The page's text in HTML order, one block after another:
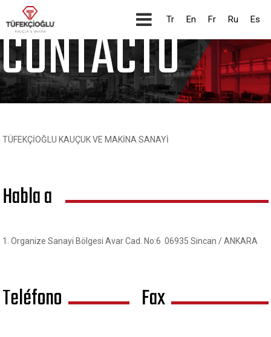
Tr En Fr Ru Es
CONTACTO
TÜFEKÇİOĞLU KAUÇUK VE MAKİNA SANAYİ
Habla a
1. Organize Sanayi Bölgesi Avar Cad. No:6 06935 Sincan / ANKARA
Teléfono Fax